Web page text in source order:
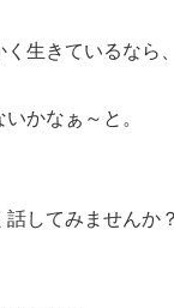
く生きているなら
かなぁ～と。
話してみませんか